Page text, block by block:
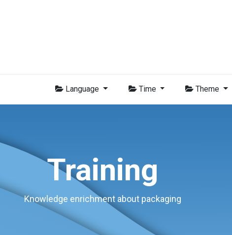
Language Time Theme
Training
Knowledge enrichment about packaging